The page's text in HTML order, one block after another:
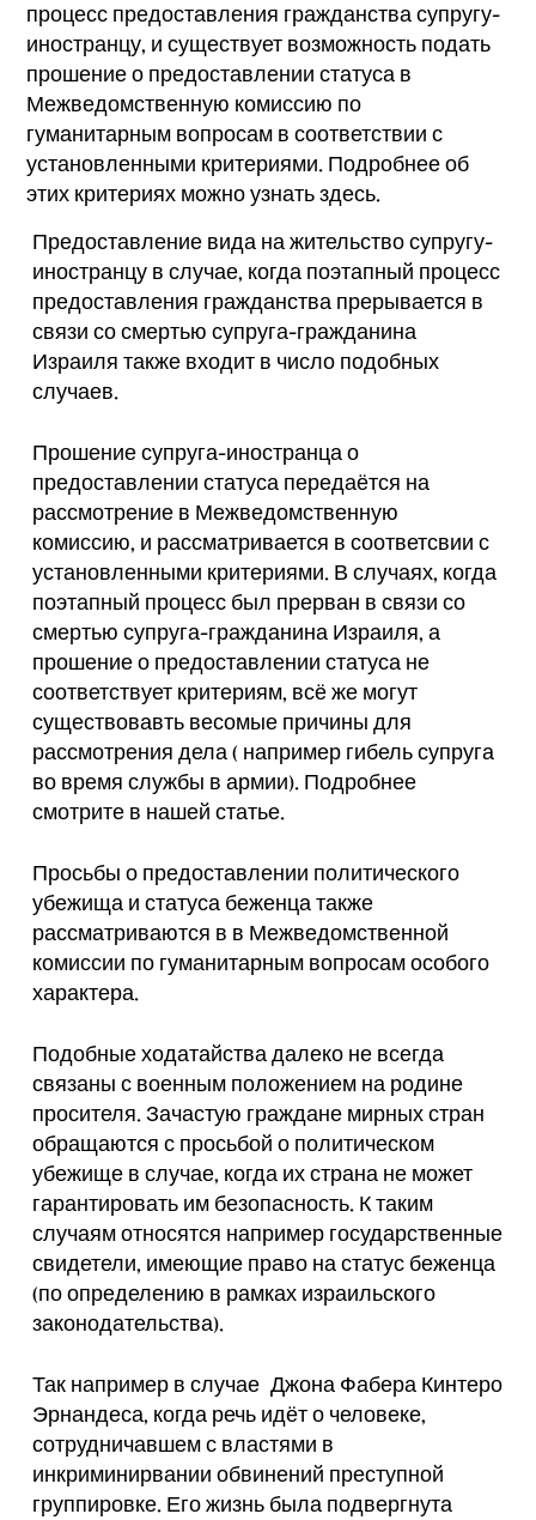
процесс предоставления гражданства супругу-
иностранцу, и существует возможность подать
прошение о предоставлении статуса в
Межведомственную комиссию по
гуманитарным вопросам в соответствии с
установленными критериями. Подробнее об
этих критериях можно узнать здесь.
Предоставление вида на жительство супругу-
иностранцу в случае, когда поэтапный процесс
предоставления гражданства прерывается в
связи со смертью супруга-гражданина
Израиля также входит в число подобных
случаев.
Прошение супруга-иностранца о
предоставлении статуса передаётся на
рассмотрение в Межведомственную
комиссию, и рассматривается в соответсвии с
установленными критериями. В случаях, когда
поэтапный процесс был прерван в связи со
смертью супруга-гражданина Израиля, а
прошение о предоставлении статуса не
соответствует критериям, всё же могут
существовавть весомые причины для
рассмотрения дела ( например гибель супруга
во время службы в армии). Подробнее
смотрите в нашей статье.
Просьбы о предоставлении политического
убежища и статуса беженца также
рассматриваются в в Межведомственной
комиссии по гуманитарным вопросам особого
характера.
Подобные ходатайства далеко не всегда
связаны с военным положением на родине
просителя. Зачастую граждане мирных стран
обращаются с просьбой о политическом
убежище в случае, когда их страна не может
гарантировать им безопасность. К таким
случаям относятся например государственные
свидетели, имеющие право на статус беженца
(по определению в рамках израильского
законодательства).
Так например в случае Джона Фабера Кинтеро
Эрнандеса, когда речь идёт о человеке,
сотрудничавшем с властями в
инкриминирвании обвинений преступной
группировке. Его жизнь была подвергнута